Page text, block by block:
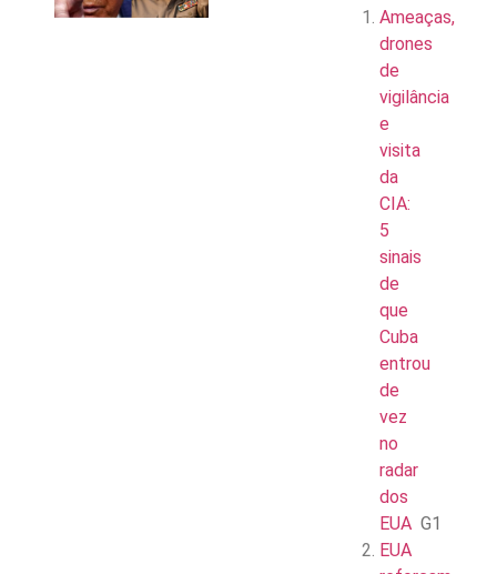
Ameaças,
drones
de
vigilância
e
visita
da
CIA:
5
sinais
de
que
Cuba
entrou
de
vez
no
radar
dos
EUA G1
EUA